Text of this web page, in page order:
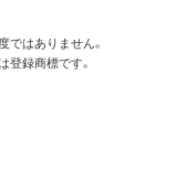
はありません。
録商標です。